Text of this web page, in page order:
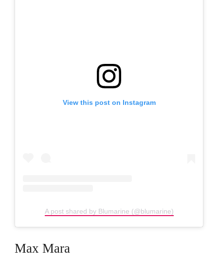
View this post on Instagram
A post shared by Blumarine (@blumarine)
Max Mara